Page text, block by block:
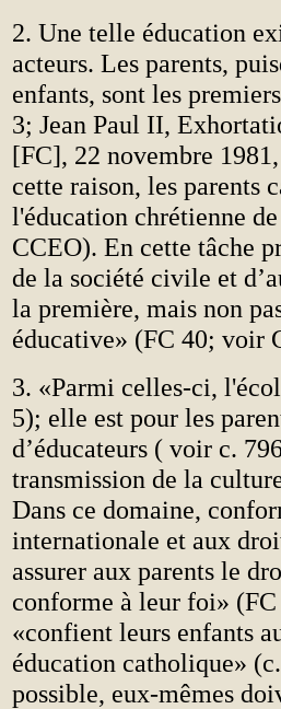
2. Une telle éducation
acteurs. Les parents,
enfants, sont les
3; Jean Paul II,
[FC], 22 novembre
cette raison, les parents
l'éducation chrétienne
CCEO). En cette tâche
de la société civile et
la première, mais non
éducative» (FC 40; voir
3. «Parmi celles-ci,
5); elle est pour les
d’éducateurs ( voir c.
transmission de la
Dans ce domaine,
internationale et aux
assurer aux parents le
conforme à leur foi»
«confient leurs enfants
éducation catholique»
possible, eux-mêmes